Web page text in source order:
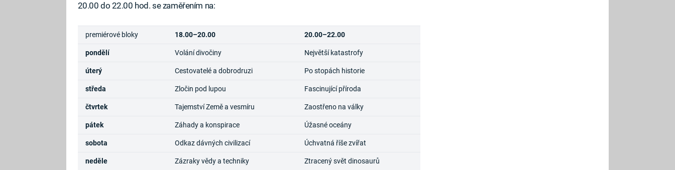
20.00 do 22.00 hod. se zaměřením na:
premiérové bloky 18.00–20.00 20.00–22.00
pondělí Volání divočiny Největší katastrofy
úterý Cestovatelé a dobrodruzi Po stopách historie
středa Zločin pod lupou Fascinující příroda
čtvrtek Tajemství Země a vesmíru Zaostřeno na války
pátek Záhady a konspirace Úžasné oceány
sobota Odkaz dávných civilizací Úchvatná říše zvířat
neděle Zázraky vědy a techniky Ztracený svět dinosaurů